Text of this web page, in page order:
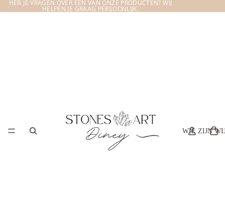
HEB JE VRAGEN OVER EEN VAN ONZE PRODUCTEN? WIJ
HELPEN JE GRAAG PERSOONLIJK.
WIE ZIJN